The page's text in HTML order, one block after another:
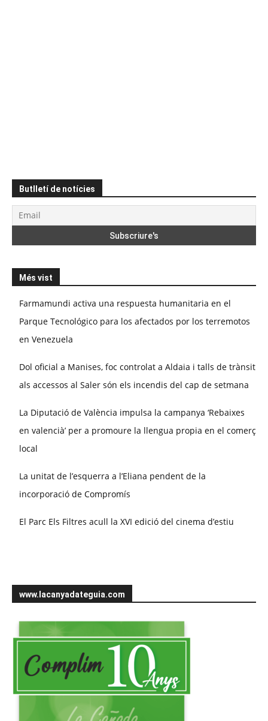
Butlletí de notícies
Més vist
Farmamundi activa una respuesta humanitaria en el
Parque Tecnológico para los afectados por los terremotos
en Venezuela
Dol oficial a Manises, foc controlat a Aldaia i talls de trànsit
als accessos al Saler són els incendis del cap de setmana
La Diputació de València impulsa la campanya ‘Rebaixes
en valencià’ per a promoure la llengua propia en el comerç
local
La unitat de l’esquerra a l’Eliana pendent de la
incorporació de Compromís
El Parc Els Filtres acull la XVI edició del cinema d’estiu
www.lacanyadateguia.com